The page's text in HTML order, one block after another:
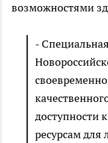
возможностями
-
доступности
ресурсам